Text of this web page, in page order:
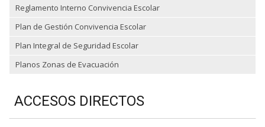
Reglamento Interno Convivencia Escolar
Plan de Gestión Convivencia Escolar
Plan Integral de Seguridad Escolar
Planos Zonas de Evacuación
ACCESOS DIRECTOS